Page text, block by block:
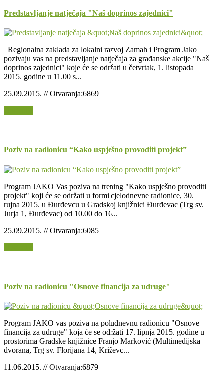
Predstavljanje natječaja "Naš doprinos zajednici"
Regionalna zaklada za lokalni razvoj Zamah i Program Jako
pozivaju vas na predstavljanje natječaja za građanske akcije "Naš
doprinos zajednici" koje će se održati u četvrtak, 1. listopada
2015. godine u 11.00 s...
25.09.2015. // Otvaranja:6869
Poziv na radionicu “Kako uspješno provoditi projekt”
Program JAKO Vas poziva na trening "Kako uspješno provoditi
projekt" koji će se održati u formi cjelodnevne radionice, 30.
rujna 2015. u Đurđevcu u Gradskoj knjižnici Đurđevac (Trg sv.
Jurja 1, Đurđevac) od 10.00 do 16...
25.09.2015. // Otvaranja:6085
Poziv na radionicu "Osnove financija za udruge"
Program JAKO vas poziva na poludnevnu radionicu "Osnove
financija za udruge" koja će se održati 17. lipnja 2015. godine u
prostorima Gradske knjižnice Franjo Marković (Multimedijska
dvorana, Trg sv. Florijana 14, Križevc...
11.06.2015. // Otvaranja:6879